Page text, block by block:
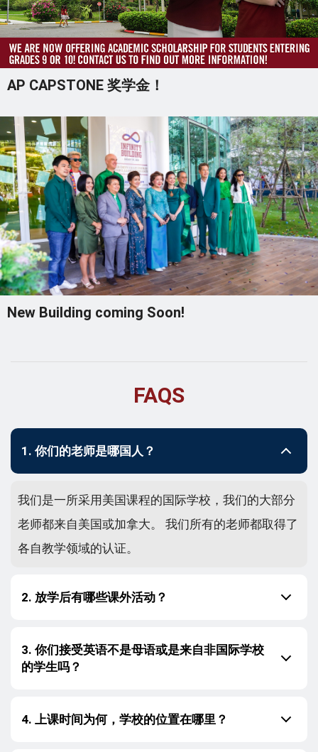
AP CAPSTONE 奖学金！
New Building coming Soon!
FAQS
1. 你们的老师是哪国人？
我们是一所采用美国课程的国际学校，我们的大部分
老师都来自美国或加拿大。 我们所有的老师都取得了
各自教学领域的认证。
2. 放学后有哪些课外活动？
3. 你们接受英语不是母语或是来自非国际学校
的学生吗？
4. 上课时间为何，学校的位置在哪里？